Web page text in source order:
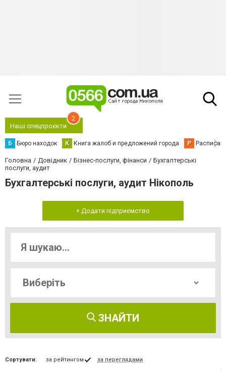
Наші спецпроєкти
2
Б Бюро находок К Книга жалоб и предложений города Р
Головна Довідник Бізнес-послуги, фінанси
Бухгалтерські
послуги, аудит
Бухгалтерські послуги, аудит Нікополь
+ Додати підприємство
ЗНАЙТИ
Сортувати: за рейтингом за переглядами